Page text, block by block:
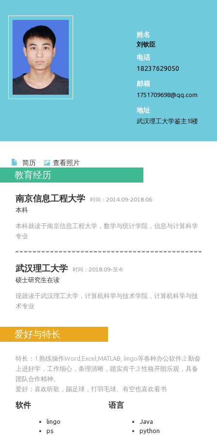
姓名
刘钦臣
电话
18237629050
邮箱
1751709698@qq.com
地址
武汉理工大学鉴主1l楼
简历 查看照片
教育经历
南京信息工程大学
时间：2014.09-2018.06
本科
本科就读于南京信息工程大学，数学与统计学院，信息与计算科学
专业
武汉理工大学
时间：2018.09-至今
硕士研究生在读
现就读于武汉理工大学，计算机科学与技术学院，计算机科学与技
术专业
爱好与特长
特长：1.熟练操作Word,Excel,MATLAB, lingo等各种办公软件;2.勤奋
上进好学，工作细心，条理清晰，踏实肯干;3.性格开朗乐观，具备
团队合作精神。
爱好：喜欢听歌，踢足球，打羽毛球、有空也喜欢看书
软件
lingo
ps
语言
Java
python